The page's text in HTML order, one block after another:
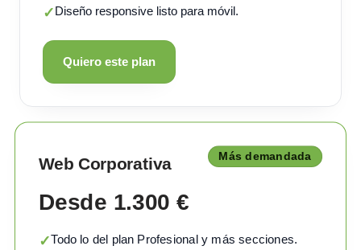
✓Diseño responsive listo para móvil.
Quiero este plan
Web Corporativa Más demandada
Desde 1.300 €
✓Todo lo del plan Profesional y más secciones.